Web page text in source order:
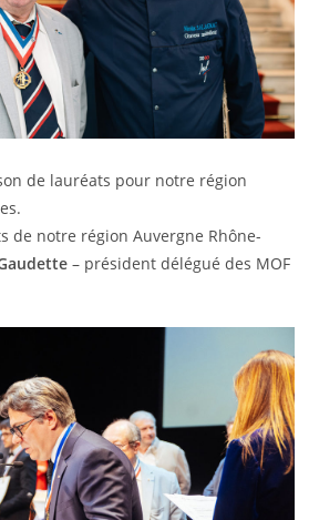
de lauréats pour notre région
de notre région Auvergne Rhône-
– président délégué des MOF